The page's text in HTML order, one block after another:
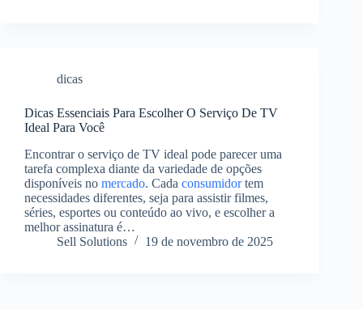
dicas
Dicas Essenciais Para Escolher O Serviço De TV
Ideal Para Você
Encontrar o serviço de TV ideal pode parecer uma
tarefa complexa diante da variedade de opções
disponíveis no mercado. Cada consumidortem
necessidades diferentes, seja para assistir filmes,
séries, esportes ou conteúdo ao vivo, e escolher a
melhor assinatura é…
Sell Solutions
19 de novembro de 2025